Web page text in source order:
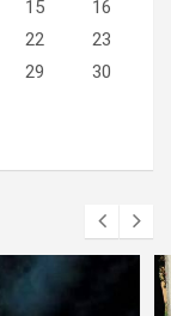
15
16
22
23
29
30